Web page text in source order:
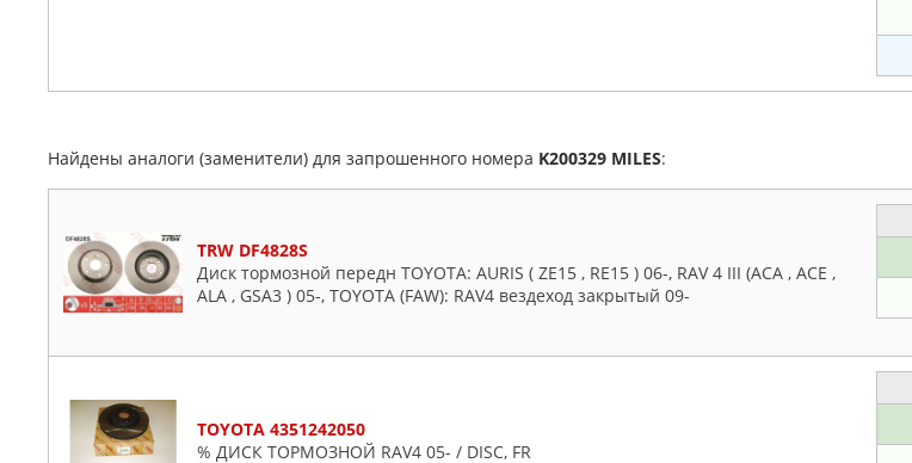
Найдены аналоги (заменители) для запрошенного номера K200329 MILES:
TRW DF4828S
Диск тормозной передн TOYOTA: AURIS ( ZE15 , RE15 ) 06-, RAV 4 III (ACA , ACE ,
ALA , GSA3 ) 05-, TOYOTA (FAW): RAV4 вездеход закрытый 09-
TOYOTA 4351242050
% ДИСК ТОРМОЗНОЙ RAV4 05- / DISC, FR